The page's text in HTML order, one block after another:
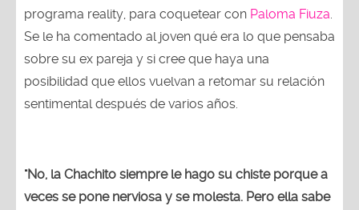
programa reality, para coquetear con Paloma Fiuza
Se le ha comentado al joven qué era lo que pensaba
sobre su ex pareja y si cree que haya una
posibilidad que ellos vuelvan a retomar su relación
sentimental después de varios años.
"No, la Chachito siempre le hago su chiste porque a
veces se pone nerviosa y se molesta. Pero ella sabe